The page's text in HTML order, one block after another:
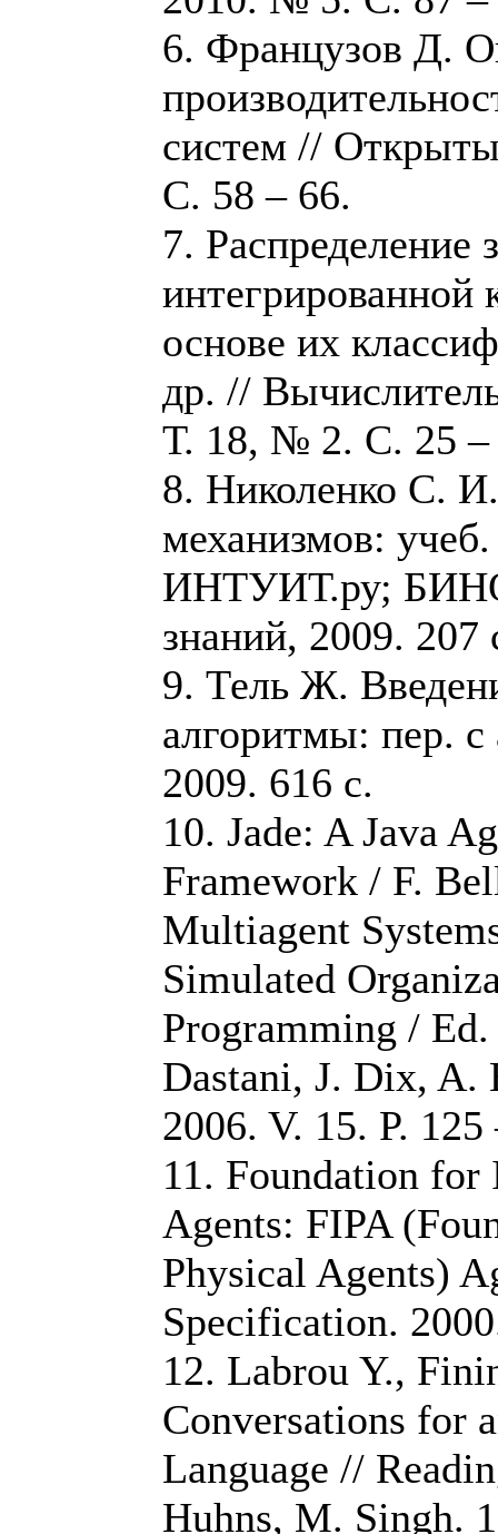
6. Французов Д.
систем //
C. 58 – 66.
7. Распределение
интегрированной
основе их
др. //
Т. 18, № 2. С. 25 –
8. Николенко С.
механизмов:
ИНТУИТ.ру;
знаний, 2009. 207
9. Тель Ж.
алгоритмы:
2009. 616 с.
10. Jade: A Java
Framework / F.
Multiagent
Simulated
Programming /
Dastani, J. Dix, A.
2006. V. 15. P. 125
11. Foundation
Agents: FIPA
Physical Agents)
Specification.
12. Labrou Y.,
Conversations for
Language //
Huhns, M. Singh.